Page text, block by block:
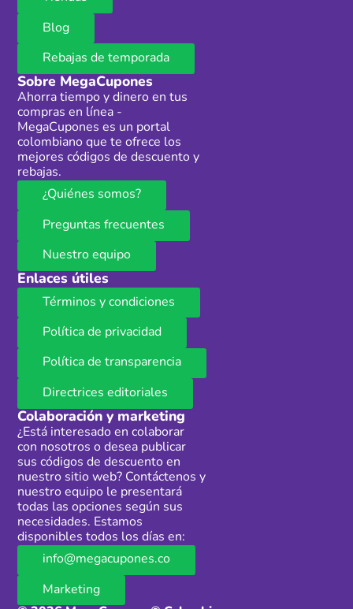
Blog
Rebajas de temporada
Sobre MegaCupones
Ahorra tiempo y dinero en tus
compras en línea -
MegaCupones es un portal
colombiano que te ofrece los
mejores códigos de descuento y
rebajas.
¿Quiénes somos?
Preguntas frecuentes
Nuestro equipo
Enlaces útiles
Términos y condiciones
Política de privacidad
Política de transparencia
Directrices editoriales
Colaboración y marketing
¿Está interesado en colaborar
con nosotros o desea publicar
sus códigos de descuento en
nuestro sitio web? Contáctenos y
nuestro equipo le presentará
todas las opciones según sus
necesidades. Estamos
disponibles todos los días en:
info@megacupones.co
Marketing